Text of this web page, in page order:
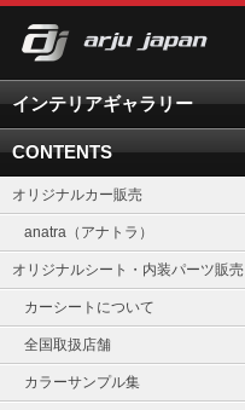
インテリアギャラリー
CONTENTS
オリジナルカー販売
anatra（アナトラ）
オリジナルシート・内装パーツ販売
カーシートについて
全国取扱店舗
カラーサンプル集